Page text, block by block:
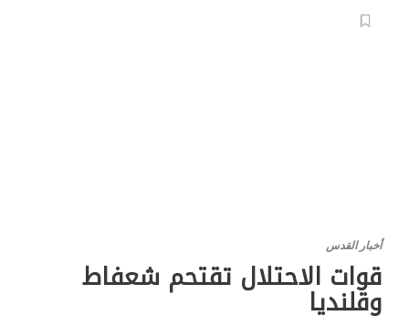
أخبار القدس
قوات الاحتلال تقتحم شعفاط
وقلنديا